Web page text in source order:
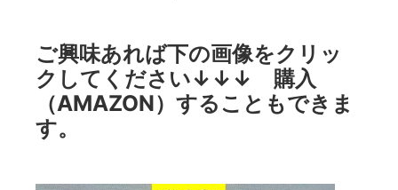
ご興味あれば下の画像をクリッ
クしてください↓↓↓ 購入
（AMAZON）することもできま
す。